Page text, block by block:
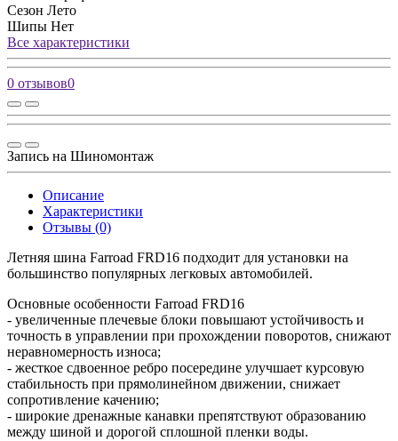
Сезон Лето
Шипы Нет
Все характеристики
0 отзывов0
Запись на Шиномонтаж
Описание
Характеристики
Отзывы (0)
Летняя шина Farroad FRD16 подходит для установки на
большинство популярных легковых автомобилей.
Основные особенности Farroad FRD16
- увеличенные плечевые блоки повышают устойчивость и
точность в управлении при прохождении поворотов, снижают
неравномерность износа;
- жесткое сдвоенное ребро посередине улучшает курсовую
стабильность при прямолинейном движении, снижает
сопротивление качению;
- широкие дренажные канавки препятствуют образованию
между шиной и дорогой сплошной пленки воды.